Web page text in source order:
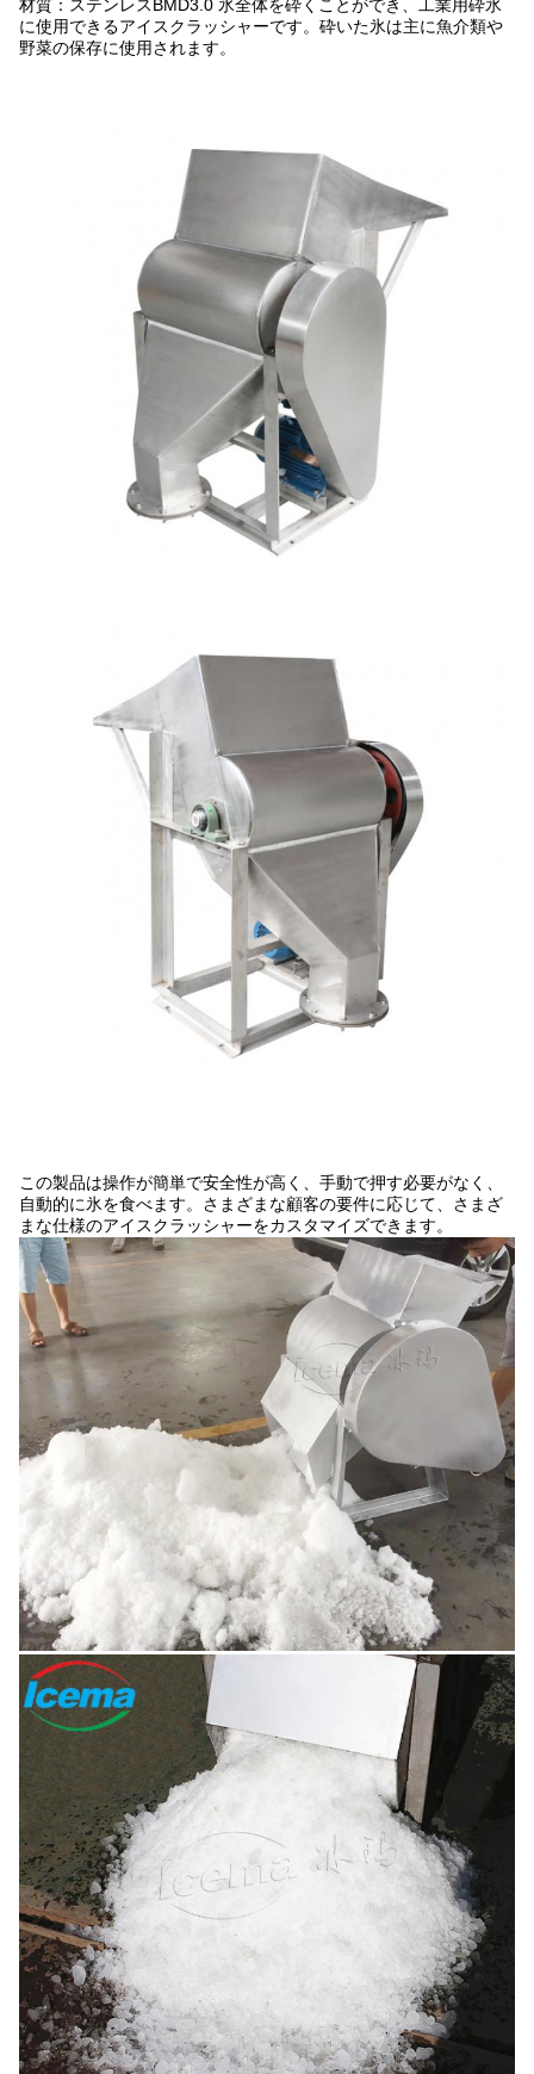
材質：ステンレスBMD3.0 氷全体を砕くことができ、工業用砕氷
に使用できるアイスクラッシャーです。砕いた氷は主に魚介類や
野菜の保存に使用されます。
この製品は操作が簡単で安全性が高く、手動で押す必要がなく、
自動的に氷を食べます。さまざまな顧客の要件に応じて、さまざ
まな仕様のアイスクラッシャーをカスタマイズできます。